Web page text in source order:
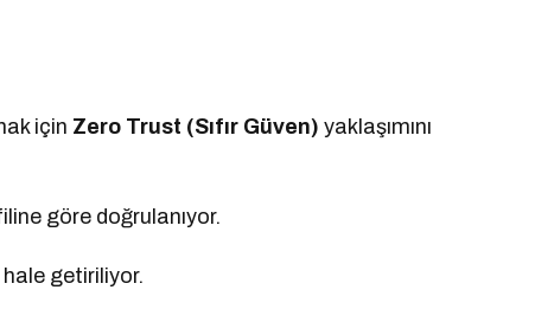
için Zero Trust (Sıfır Güven) yaklaşımını
göre doğrulanıyor.
getiriliyor.